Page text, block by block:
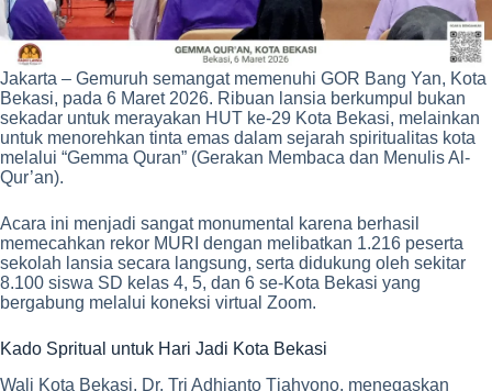
Jakarta – Gemuruh semangat memenuhi GOR Bang Yan, Kota
Bekasi, pada 6 Maret 2026. Ribuan lansia berkumpul bukan
sekadar untuk merayakan HUT ke-29 Kota Bekasi, melainkan
untuk menorehkan tinta emas dalam sejarah spiritualitas kota
melalui “Gemma Quran” (Gerakan Membaca dan Menulis Al-
Qur’an).
Acara ini menjadi sangat monumental karena berhasil
memecahkan rekor MURI dengan melibatkan 1.216 peserta
sekolah lansia secara langsung, serta didukung oleh sekitar
8.100 siswa SD kelas 4, 5, dan 6 se-Kota Bekasi yang
bergabung melalui koneksi virtual Zoom.
Kado Spritual untuk Hari Jadi Kota Bekasi
Wali Kota Bekasi, Dr. Tri Adhianto Tjahyono, menegaskan